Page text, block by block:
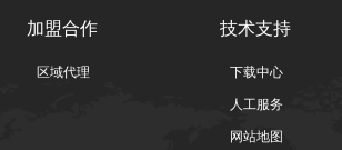
区域代理
加盟合作 技术支持
下载中心
人工服务
网站地图